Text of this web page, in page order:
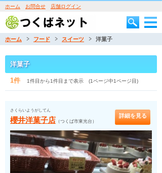
ホーム お問合せ 店舗ログイン
ホーム フード スイーツ 洋菓子
洋菓子
1件 1件目から1件目まで表示 (1ページ中1ページ目)
さくらいようがしてん
櫻井洋菓子店 （つくば市東光台）
詳細を見る